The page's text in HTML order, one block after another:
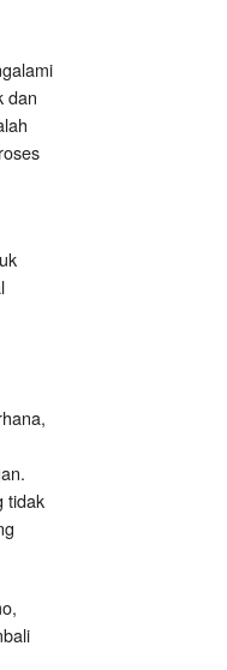
dan
tidak